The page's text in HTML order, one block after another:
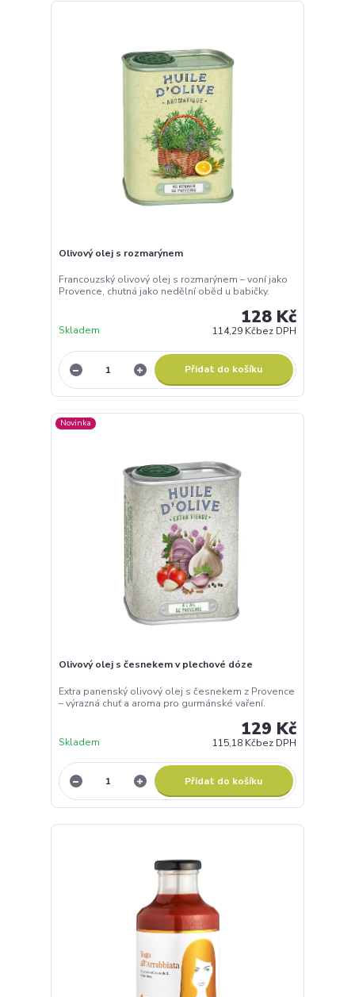
Olivový olej s rozmarýnem
Francouzský olivový olej s rozmarýnem – voní jako
Provence, chutná jako nedělní oběd u babičky.
128 Kč
114,29 Kčbez DPH
Skladem
Přidat do košíku
Novinka
Olivový olej s česnekem v plechové dóze
Extra panenský olivový olej s česnekem z Provence
– výrazná chuť a aroma pro gurmánské vaření.
129 Kč
115,18 Kčbez DPH
Skladem
Přidat do košíku